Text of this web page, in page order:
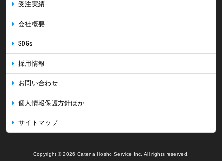
受注実績
会社概要
SDGs
採用情報
お問い合わせ
個人情報保護方針ほか
サイトマップ
Copyright © 2026 Catena Hosho Service Inc. All rights reserved.